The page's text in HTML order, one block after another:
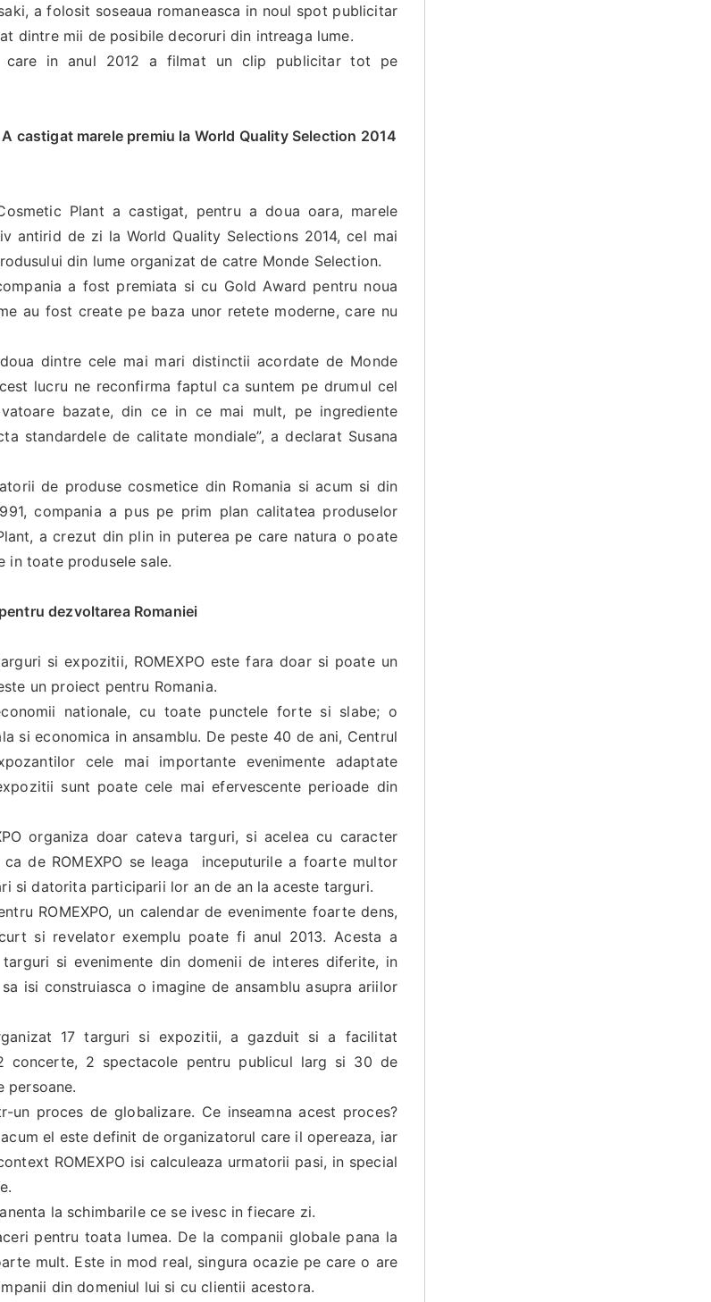
a folosit soseaua romaneasca in noul spot publicitar
dintre mii de posibile decoruri din intreaga lume.
care in anul 2012 a filmat un clip publicitar tot pe
castigat marele premiu la World Quality Selection 2014
Plant a castigat, pentru a doua oara, marele
antirid de zi la World Quality Selections 2014, cel mai
din lume organizat de catre Monde Selection.
a fost premiata si cu Gold Award pentru noua
au fost create pe baza unor retete moderne, care nu
dintre cele mai mari distinctii acordate de Monde
lucru ne reconfirma faptul ca suntem pe drumul cel
bazate, din ce in ce mai mult, pe ingrediente
standardele de calitate mondiale”, a declarat Susana
de produse cosmetice din Romania si acum si din
compania a pus pe prim plan calitatea produselor
a crezut din plin in puterea pe care natura o poate
in toate produsele sale.
dezvoltarea Romaniei
si expozitii, ROMEXPO este fara doar si poate un
un proiect pentru Romania.
nationale, cu toate punctele forte si slabe; o
si economica in ansamblu. De peste 40 de ani, Centrul
cele mai importante evenimente adaptate
sunt poate cele mai efervescente perioade din
organiza doar cateva targuri, si acelea cu caracter
de ROMEXPO se leaga inceputurile a foarte multor
si datorita participarii lor an de an la aceste targuri.
ROMEXPO, un calendar de evenimente foarte dens,
si revelator exemplu poate fi anul 2013. Acesta a
si evenimente din domenii de interes diferite, in
isi construiasca o imagine de ansamblu asupra ariilor
17 targuri si expozitii, a gazduit si a facilitat
2 spectacole pentru publicul larg si 30 de
persoane.
un proces de globalizare. Ce inseamna acest proces?
el este definit de organizatorul care il opereaza, iar
ROMEXPO isi calculeaza urmatorii pasi, in special
la schimbarile ce se ivesc in fiecare zi.
pentru toata lumea. De la companii globale pana la
mult. Este in mod real, singura ocazie pe care o are
din domeniul lui si cu clientii acestora.